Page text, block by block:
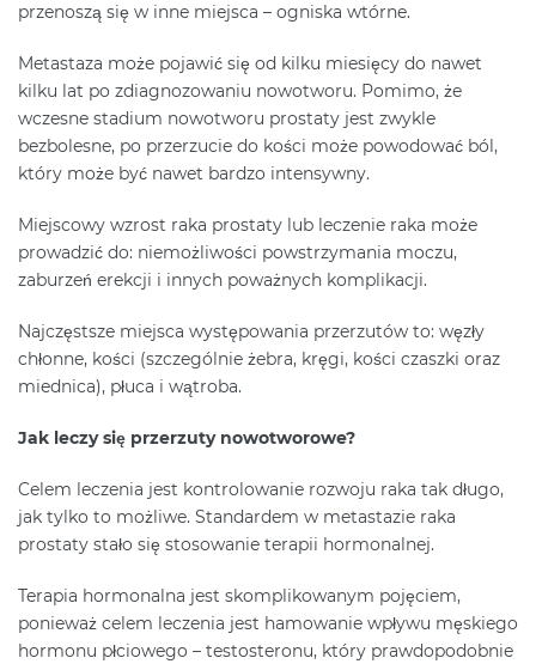
przenoszą się w inne miejsca – ogniska wtórne.
Metastaza może pojawić się od kilku miesięcy do nawet
kilku lat po zdiagnozowaniu nowotworu. Pomimo, że
wczesne stadium nowotworu prostaty jest zwykle
bezbolesne, po przerzucie do kości może powodować ból,
który może być nawet bardzo intensywny.
Miejscowy wzrost raka prostaty lub leczenie raka może
prowadzić do: niemożliwości powstrzymania moczu,
zaburzeń erekcji i innych poważnych komplikacji.
Najczęstsze miejsca występowania przerzutów to: węzły
chłonne, kości (szczególnie żebra, kręgi, kości czaszki oraz
miednica), płuca i wątroba.
Jak leczy się przerzuty nowotworowe?
Celem leczenia jest kontrolowanie rozwoju raka tak długo,
jak tylko to możliwe. Standardem w metastazie raka
prostaty stało się stosowanie terapii hormonalnej.
Terapia hormonalna jest skomplikowanym pojęciem,
ponieważ celem leczenia jest hamowanie wpływu męskiego
hormonu płciowego – testosteronu, który prawdopodobnie